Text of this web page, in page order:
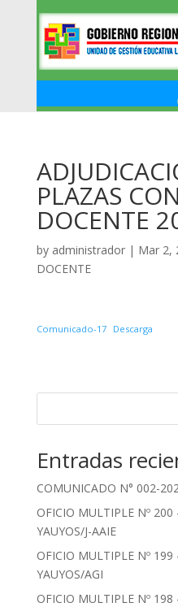
PLAZAS
DOCENTE
by administrador| Mar 2,
DOCENTE
Comunicado-17 Descarga
Entradas
COMUNICADO N° 002-
OFICIO MULTIPLE Nº
YAUYOS/J-AAIE
OFICIO MULTIPLE Nº
YAUYOS/AGI
OFICIO MULTIPLE Nº